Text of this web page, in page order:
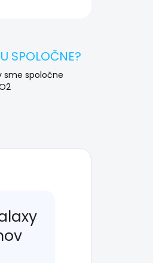
SPOLOČNE?
sme spoločne